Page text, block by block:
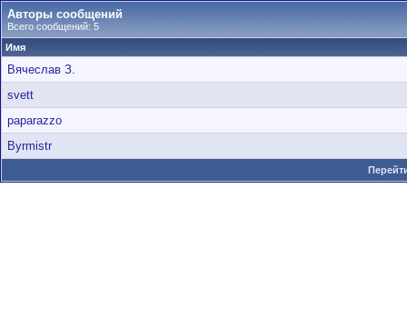
Авторы сообщений
Всего сообщений: 5
Имя
Вячеслав З.
svett
paparazzo
Byrmistr